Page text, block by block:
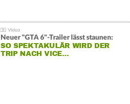
Neuer "GTA 6"-Trailer lässt staunen:
SO SPEKTAKULÄR WIRD DER
TRIP NACH VICE…